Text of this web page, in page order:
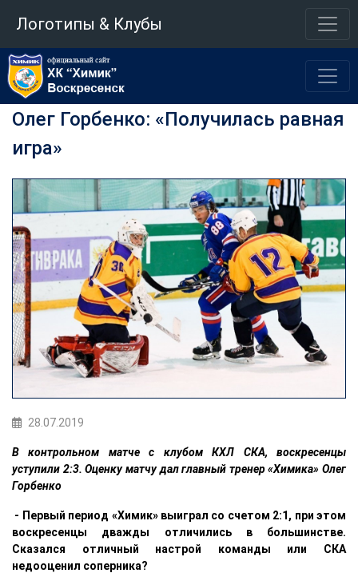
Логотипы & Клубы
Олег Горбенко: «Получилась равная
игра»
28.07.2019
В контрольном матче с клубом КХЛ СКА, воскресенцы
уступили 2:3. Оценку матчу дал главный тренер «Химика» Олег
Горбенко
- Первый период «Химик» выиграл со счетом 2:1, при этом
воскресенцы дважды отличились в большинстве.
Сказался отличный настрой команды или СКА
недооценил соперника?